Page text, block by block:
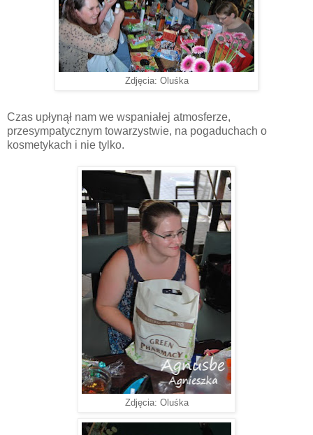
Zdjęcia: Oluśka
Czas upłynął nam we wspaniałej atmosferze,
przesympatycznym towarzystwie, na pogaduchach o
kosmetykach i nie tylko.
Zdjęcia: Oluśka